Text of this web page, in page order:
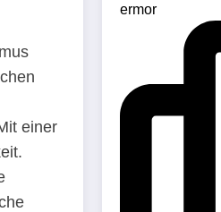
einer
ermor